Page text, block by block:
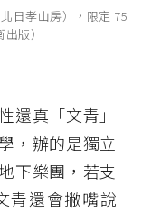
日孝山房），限定 75
版）
還真「文青」
，辦的是獨立
下樂團，若支
青還會撇嘴說